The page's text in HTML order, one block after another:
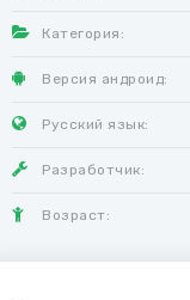
Категория:
Версия андроид:
Русский язык:
Разработчик:
Возраст: